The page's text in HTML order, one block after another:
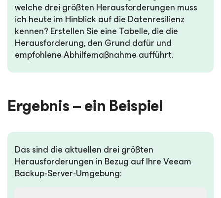
welche drei größten Herausforderungen muss
ich heute im Hinblick auf die Datenresilienz
kennen? Erstellen Sie eine Tabelle, die die
Herausforderung, den Grund dafür und
empfohlene Abhilfemaßnahme aufführt.
Ergebnis – ein Beispiel
Das sind die aktuellen drei größten
Herausforderungen in Bezug auf Ihre Veeam
Backup-Server-Umgebung: